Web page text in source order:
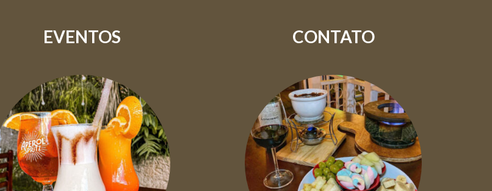
EVENTOS CONTATO